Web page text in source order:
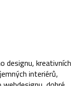
designu, kreativních
interiérů,